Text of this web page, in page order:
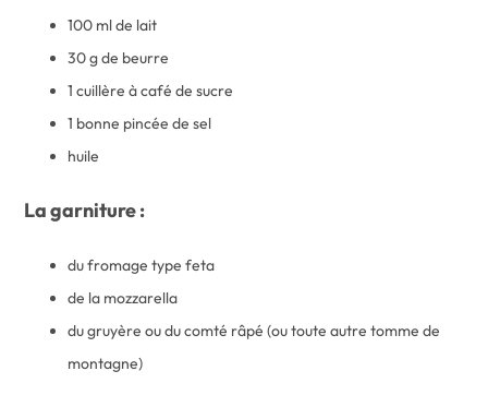
100 ml de lait
30 g de beurre
1 cuillère à café de sucre
1 bonne pincée de sel
huile
La garniture :
du fromage type feta
de la mozzarella
du gruyère ou du comté râpé (ou toute autre tomme de
montagne)